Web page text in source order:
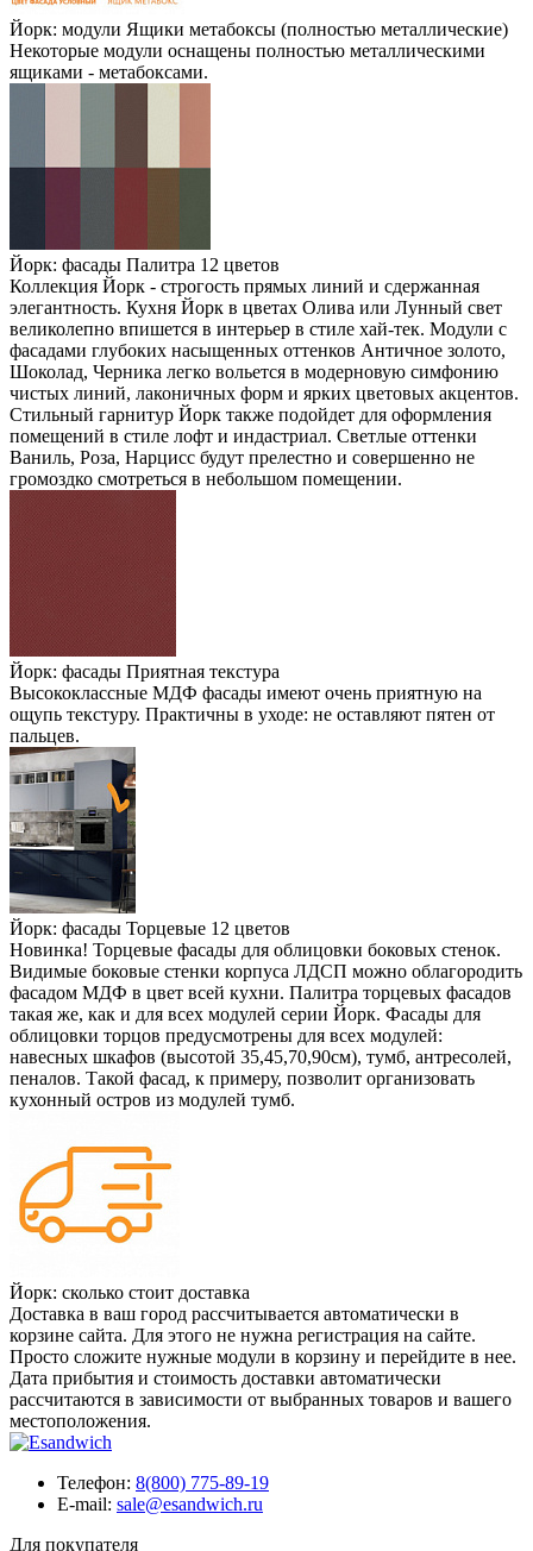
Йорк: модули Ящики метабоксы (полностью металлические)
Некоторые модули оснащены полностью металлическими
ящиками - метабоксами.
Йорк: фасады Палитра 12 цветов
Коллекция Йорк - строгость прямых линий и сдержанная
элегантность. Кухня Йорк в цветах Олива или Лунный свет
великолепно впишется в интерьер в стиле хай-тек. Модули с
фасадами глубоких насыщенных оттенков Античное золото,
Шоколад, Черника легко вольется в модерновую симфонию
чистых линий, лаконичных форм и ярких цветовых акцентов.
Стильный гарнитур Йорк также подойдет для оформления
помещений в стиле лофт и индастриал. Светлые оттенки
Ваниль, Роза, Нарцисс будут прелестно и совершенно не
громоздко смотреться в небольшом помещении.
Йорк: фасады Приятная текстура
Высококлассные МДФ фасады имеют очень приятную на
ощупь текстуру. Практичны в уходе: не оставляют пятен от
пальцев.
Йорк: фасады Торцевые 12 цветов
Новинка! Торцевые фасады для облицовки боковых стенок.
Видимые боковые стенки корпуса ЛДСП можно облагородить
фасадом МДФ в цвет всей кухни. Палитра торцевых фасадов
такая же, как и для всех модулей серии Йорк. Фасады для
облицовки торцов предусмотрены для всех модулей:
навесных шкафов (высотой 35,45,70,90см), тумб, антресолей,
пеналов. Такой фасад, к примеру, позволит организовать
кухонный остров из модулей тумб.
Йорк: сколько стоит доставка
Доставка в ваш город рассчитывается автоматически в
корзине сайта. Для этого не нужна регистрация на сайте.
Просто сложите нужные модули в корзину и перейдите в нее.
Дата прибытия и стоимость доставки автоматически
рассчитаются в зависимости от выбранных товаров и вашего
местоположения.
Телефон: 8(800) 775-89-19
E-mail: sale@esandwich.ru
Для покупателя